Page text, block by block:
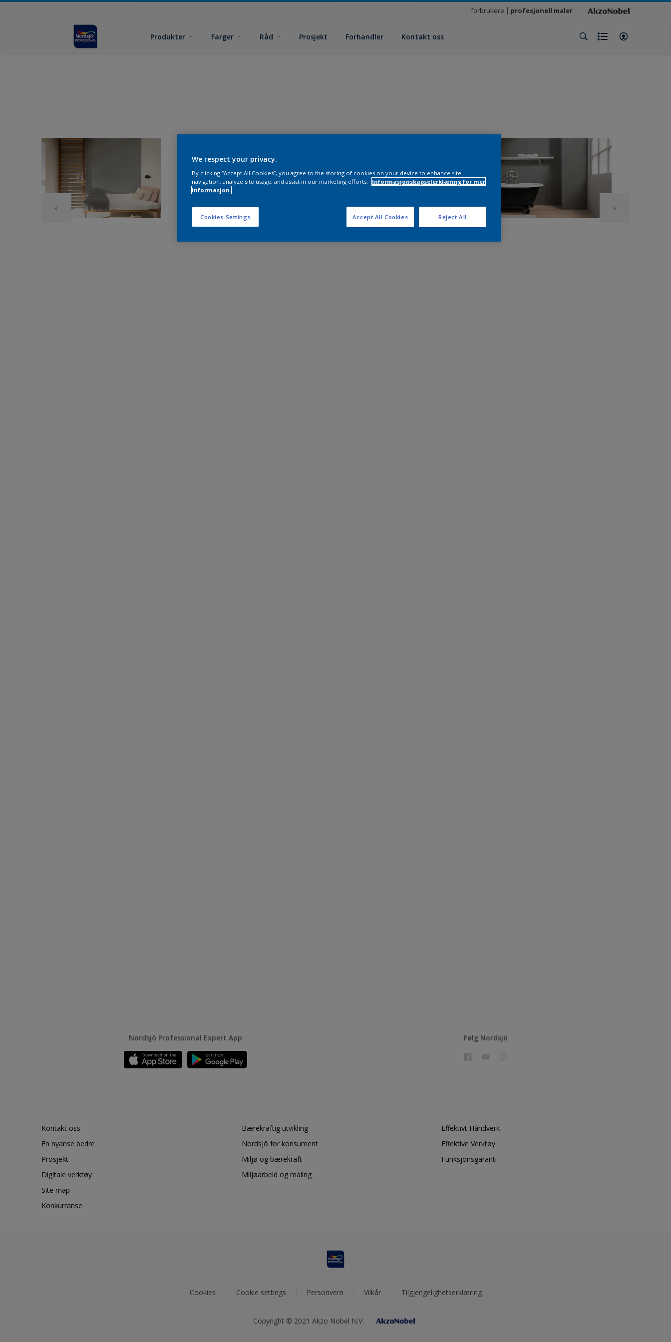
forbrukere profesjonell maler
Produkter Farger Råd Prosjekt Forhandler Kontakt oss
Nordsjö Professional Expert App Følg Nordsjö
Kontakt oss
En nyanse bedre
Prosjekt
Digitale verktøy
Site map
Konkurranse
Bærekraftig utvikling
Nordsjö for konsument
Miljø og bærekraft
Miljøarbeid og maling
Effektivt Håndverk
Effektive Verktøy
Funksjonsgaranti
Cookies Cookie settings Personvern Vilkår Tilgjengelighetserklæring
Copyright © 2021 Akzo Nobel N.V.
We respect your privacy.
By clicking “Accept All Cookies”, you agree to the storing of cookies on your device to enhance site
navigation, analyze site usage, and assist in our marketing efforts.
Informasjonskapselerklæring for mer
informasjon.
Cookies Settings Reject All
Accept All Cookies